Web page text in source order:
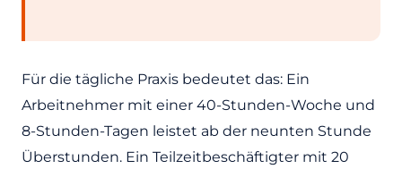
Für die tägliche Praxis bedeutet das: Ein
Arbeitnehmer mit einer 40-Stunden-Woche und
8-Stunden-Tagen leistet ab der neunten Stunde
Überstunden. Ein Teilzeitbeschäftigter mit 20